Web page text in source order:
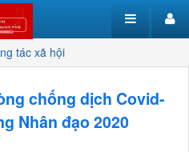
tác xã hội
chống dịch Covid-
Nhân đạo 2020